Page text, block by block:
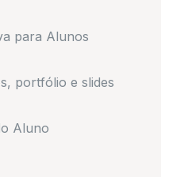
para Alunos
portfólio e slides
Aluno